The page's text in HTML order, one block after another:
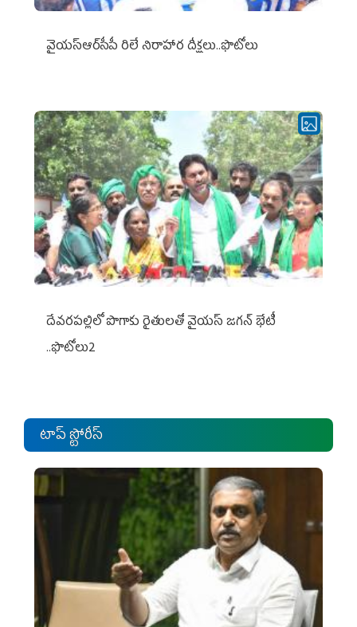
వైయ‌స్ఆర్‌సీపీ రిలే నిరాహార దీక్షలు..ఫొటోలు
దేవరపల్లిలో పొగాకు రైతులతో వైయస్ జగన్ భేటీ
..ఫొటోలు2
టాప్ స్టోరీస్